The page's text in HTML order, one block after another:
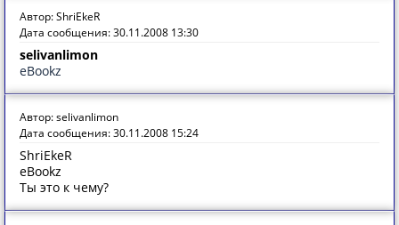
Автор: ShriEkeR
Дата сообщения: 30.11.2008 13:30
selivanlimon
eBookz
Автор: selivanlimon
Дата сообщения: 30.11.2008 15:24
ShriEkeR
eBookz
Ты это к чему?